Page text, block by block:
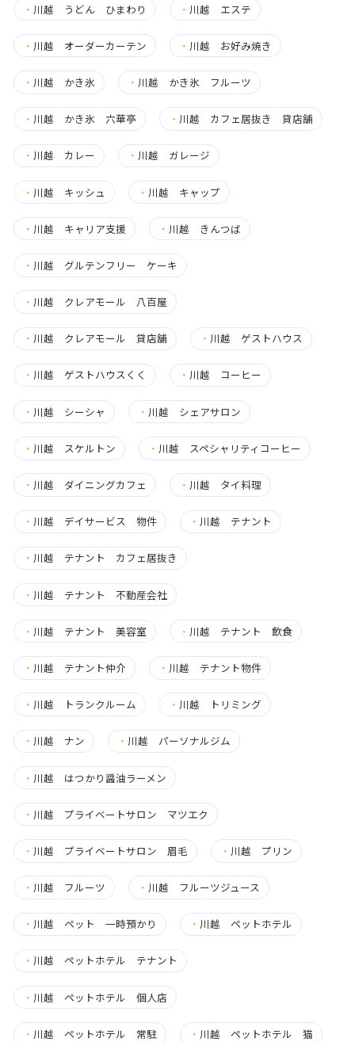
・ 川越 うどん ひまわり ・ 川越 エステ
・ 川越 オーダーカーテン ・ 川越 お好み焼き
・ 川越 かき氷 ・ 川越 かき氷 フルーツ
・ 川越 かき氷 六華亭 ・ 川越 カフェ居抜き 貸店舗
・ 川越 カレー ・ 川越 ガレージ
・ 川越 キッシュ ・ 川越 キャップ
・ 川越 キャリア支援 ・ 川越 きんつば
・ 川越 グルテンフリー ケーキ
・ 川越 クレアモール 八百屋
・ 川越 クレアモール 貸店舗 ・ 川越 ゲストハウス
・ 川越 ゲストハウスくく ・ 川越 コーヒー
・ 川越 シーシャ ・ 川越 シェアサロン
・ 川越 スケルトン ・ 川越 スペシャリティコーヒー
・ 川越 ダイニングカフェ ・ 川越 タイ料理
・ 川越 デイサービス 物件 ・ 川越 テナント
・ 川越 テナント カフェ居抜き
・ 川越 テナント 不動産会社
・ 川越 テナント 美容室 ・ 川越 テナント 飲食
・ 川越 テナント仲介 ・ 川越 テナント物件
・ 川越 トランクルーム ・ 川越 トリミング
・ 川越 ナン ・ 川越 パーソナルジム
・ 川越 はつかり醤油ラーメン
・ 川越 プライベートサロン マツエク
・ 川越 プライベートサロン 眉毛 ・ 川越 プリン
・ 川越 フルーツ ・ 川越 フルーツジュース
・ 川越 ペット 一時預かり ・ 川越 ペットホテル
・ 川越 ペットホテル テナント
・ 川越 ペットホテル 個人店
・ 川越 ペットホテル 常駐 ・ 川越 ペットホテル 猫